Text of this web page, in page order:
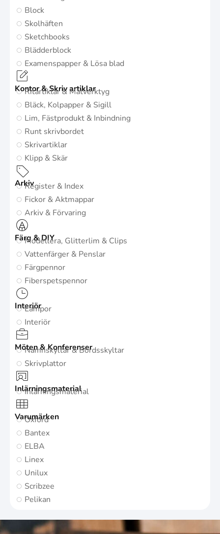
Block
Skolhäften
Sketchbooks
Blädderblock
Examenspapper & Lösa blad
Kontor & Skriv artiklar
Ritartiklar & Mätverktyg
Bläck, Kolpapper & Sigill
Lim, Fästprodukt & Inbindning
Runt skrivbordet
Skrivartiklar
Klipp & Skär
ArkivRegister & Index
Fickor & Aktmappar
Arkiv & Förvaring
Färg & DIY
Modellera, Glitterlim & Clips
Vattenfärger & Penslar
Färgpennor
Fiberspetspennor
Interiör
Lampor
Interiör
Möten & Konferenser
Namnskyltar & Bordsskyltar
Skrivplattor
Inlärningsmaterial
Inlärningsmaterial
Varumärken
Oxford
Bantex
ELBA
Linex
Unilux
Scribzee
Pelikan